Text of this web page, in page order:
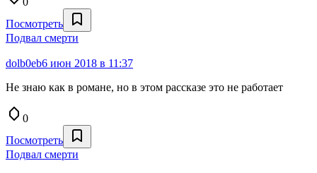
Посмотреть
Подвал смерти
dolb0eb6 июн 2018 в 11:37
Не знаю как в романе, но в этом рассказе это не работает
0
Посмотреть
Подвал смерти